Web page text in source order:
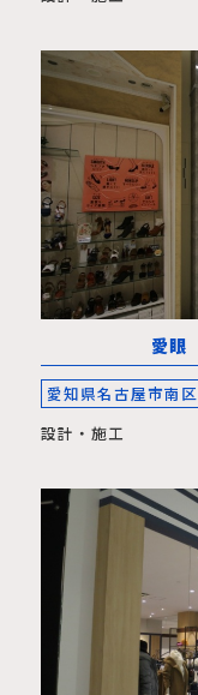
愛眼
愛知県名古屋市南区
設計・施工